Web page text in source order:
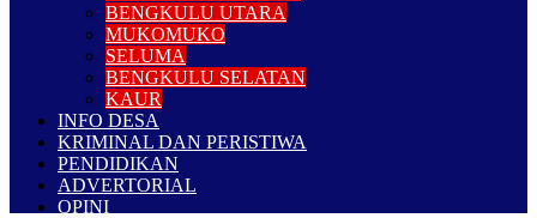
BENGKULU UTARA
MUKOMUKO
SELUMA
BENGKULU SELATAN
KAUR
INFO DESA
KRIMINAL DAN PERISTIWA
PENDIDIKAN
ADVERTORIAL
OPINI